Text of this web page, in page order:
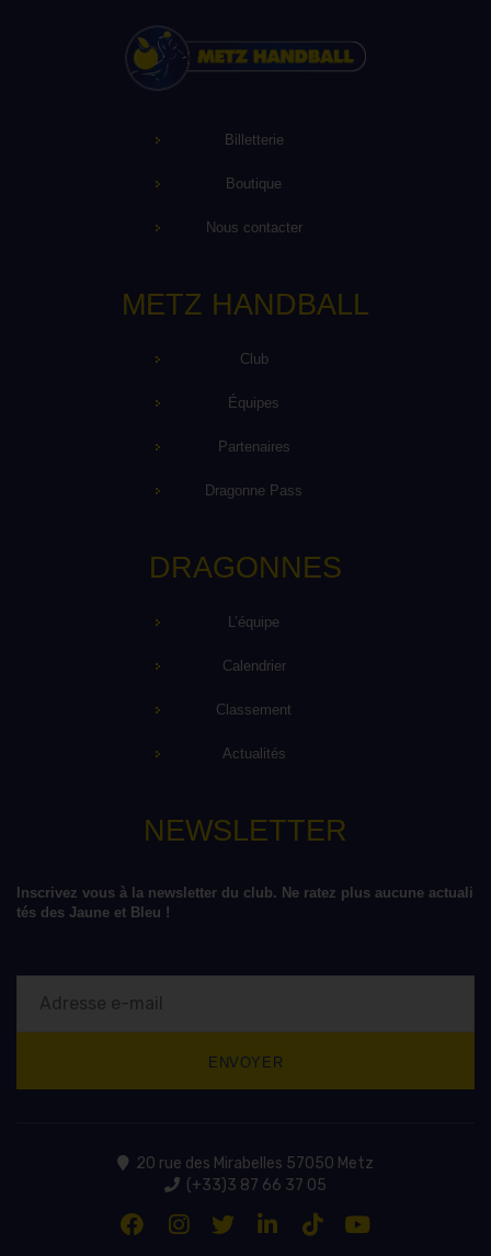
Billetterie
Boutique
Nous contacter
METZ HANDBALL
Club
Équipes
Partenaires
Dragonne Pass
DRAGONNES
L’équipe
Calendrier
Classement
Actualités
NEWSLETTER
Inscrivez vous à la newsletter du club. Ne ratez plus aucune actuali
tés des Jaune et Bleu !
20 rue des Mirabelles 57050 Metz
(+33)3 87 66 37 05